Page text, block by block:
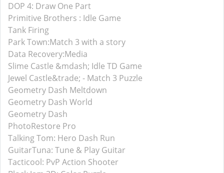
DOP 4: Draw One Part
Primitive Brothers : Idle Game
Tank Firing
Park Town:Match 3 with a story
Data Recovery:Media
Slime Castle &mdash; Idle TD Game
Jewel Castle&trade; - Match 3 Puzzle
Geometry Dash Meltdown
Geometry Dash World
Geometry Dash
PhotoRestore Pro
Talking Tom: Hero Dash Run
GuitarTuna: Tune & Play Guitar
Tacticool: PvP Action Shooter